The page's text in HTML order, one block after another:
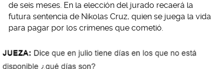
de seis meses. En la elección del jurado recaerá la
futura sentencia de Nikolas Cruz, quien se juega la vida
para pagar por los crímenes que cometió.